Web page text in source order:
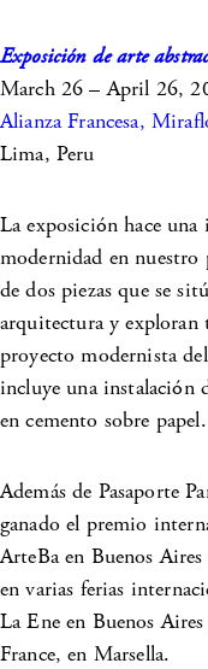
Exposición de arte
March 26 – April 26,
Alianza Francesa,
Lima, Peru
La exposición hace
modernidad en nuestro
de dos piezas que se
arquitectura y exploran
proyecto modernista
incluye una instalación
en cemento sobre papel.
Además de Pasaporte
ganado el premio
ArteBa en Buenos
en varias ferias
La Ene en Buenos
France, en Marsella.